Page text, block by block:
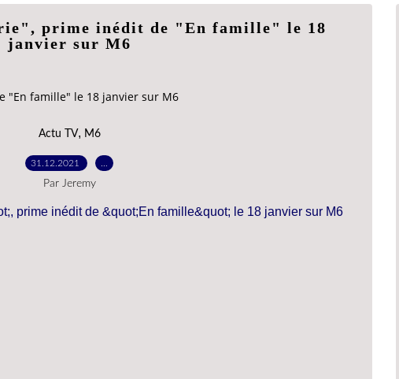
prime inédit de "En famille" le 18
janvier sur M6
"En famille" le 18 janvier sur M6
Actu TV, M6
31.12.2021
Par Jeremy